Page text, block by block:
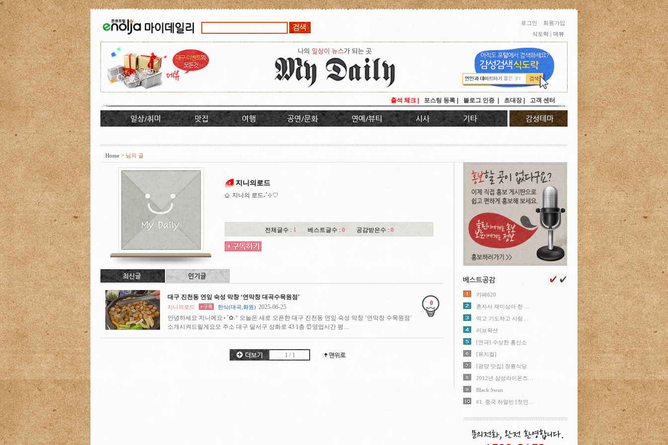
<
로그인
회원가입
식도락
데뷰
출석 체크 | 포스팅 등록 | 블로그 인증 | 초대장 | 고객 센터
Home > 님의 글
지니의로드
지니의 로드₊˚⊹♡
전체글수 : 1 베스트글수 : 0 공감받은수 : 0
0
대구 진천동 연잎 숙성 막창 ‘연막창 대곡수목원점’
지니의로드 한식(대곡,화원) 2025-06-25
안녕하세요 지니에요⋆˚✿˖° 오늘은 새로 오픈한 대구 진천동 연잎 숙성 막창 ‘연막창 수목원점‘
소개시켜드릴게요오 주소 대구 달서구 상화로 43 1층 ⏰영업시간 평…
1 / 1
카페620
혼자서 재미삼아 한 …
먹고 기도하고 사랑…
러브픽션
[연극] 수상한 흥신소
[뮤지컬]
[광양 맛집] 청룡식당
2012년 삼성라이온즈…
Black Swan
#1. 중국 하얼빈 [첫인…